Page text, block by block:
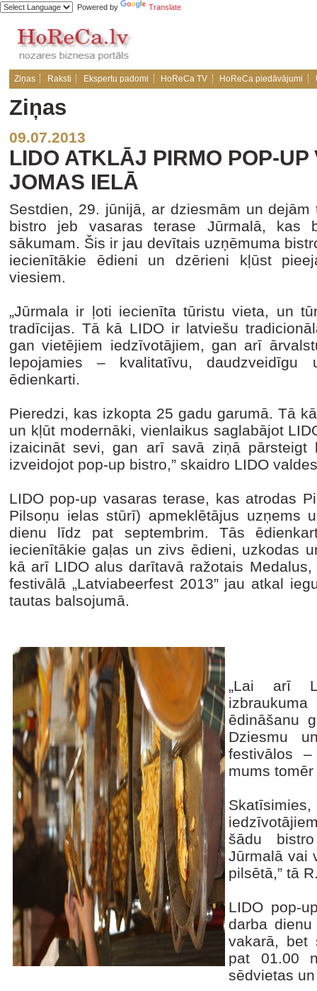
Powered by Translate
Ziņas Raksti Ekspertu padomi HoReCa TV HoReCa piedāvājumi
Ziņas
09.07.2013
LIDO ATKLĀJ PIRMO POP-
JOMAS IELĀ
Sestdien, 29. jūnijā, ar dziesmām un
bistro jeb vasaras terase Jūrmalā, kas
sākumam. Šis ir jau devītais uzņēmuma
iecienītākie ēdieni un dzērieni kļūst
viesiem.
„Jūrmala ir ļoti iecienīta tūristu vieta, un
tradīcijas. Tā kā LIDO ir latviešu
gan vietējiem iedzīvotājiem, gan arī
lepojamies – kvalitatīvu, daudzveidīgu
ēdienkarti.
Pieredzi, kas izkopta 25 gadu garumā. Tā
un kļūt modernāki, vienlaikus saglabājot
izaicināt sevi, gan arī savā ziņā pārsteigt
izveidojot pop-up bistro,” skaidro LIDO
LIDO pop-up vasaras terase, kas atrodas
Pilsoņu ielas stūrī) apmeklētājus uzņems
dienu līdz pat septembrim. Tās
iecienītākie gaļas un zivs ēdieni, uzkodas
kā arī LIDO alus darītavā ražotais
festivālā „Latviabeerfest 2013” jau atkal
tautas balsojumā.
„Lai arī
ēdināšanu
Dziesmu
festivālos
mums
šādu
Jūrmalā vai
pilsētā,” tā
LIDO pop-
darba
vakarā, bet
pat 01.00
sēdvietas